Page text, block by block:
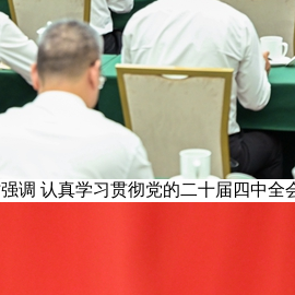
调 认真学习贯彻党的二十届四中